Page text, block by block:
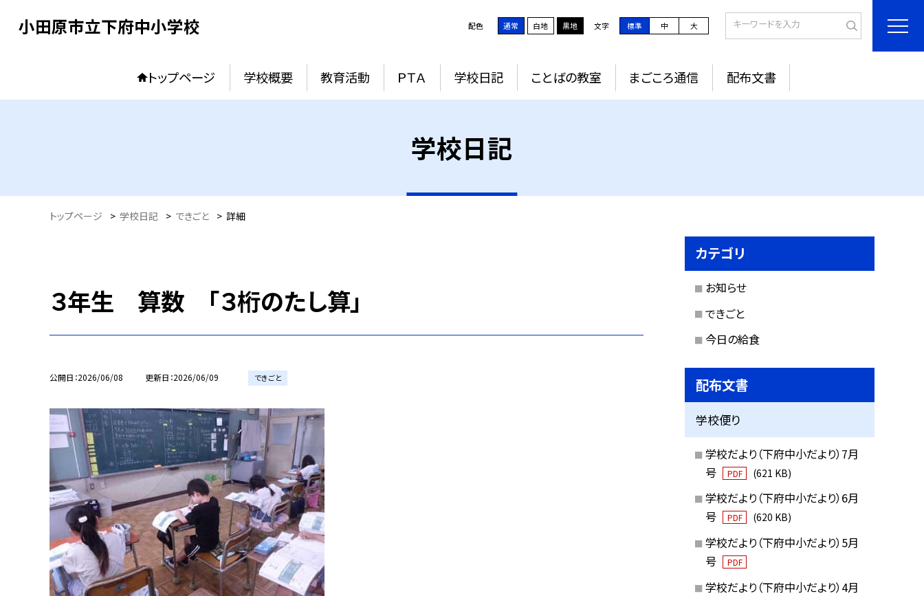
小田原市立下府中小学校 配色 通常 白地 黒地 文字 標準 中 大
トップページ 学校概要 教育活動 ＰＴＡ 学校日記 ことばの教室 まごころ通信 配布文書
学校日記
トップページ > 学校日記 > できごと > 詳細
３年生 算数 「３桁のたし算」
公開日 2026/06/08 更新日 2026/06/09 できごと
カテゴリ
お知らせ
できごと
今日の給食
配布文書
学校便り
学校だより（下府中小だより）7月
号
PDF (621 KB)
学校だより（下府中小だより）6月
号
PDF (620 KB)
学校だより（下府中小だより）5月
号
PDF
学校だより（下府中小だより）4月